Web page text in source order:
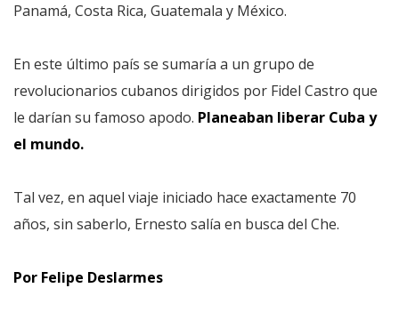
Panamá, Costa Rica, Guatemala y México.
En este último país se sumaría a un grupo de
revolucionarios cubanos dirigidos por Fidel Castro que
le darían su famoso apodo. Planeaban liberar Cuba y
el mundo.
Tal vez, en aquel viaje iniciado hace exactamente 70
años, sin saberlo, Ernesto salía en busca del Che.
Por Felipe Deslarmes